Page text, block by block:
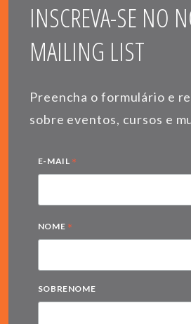
INSCREVA-SE NO
MAILING LIST
Preencha o formulário e
sobre eventos, cursos e
E-MAIL *
NOME *
SOBRENOME